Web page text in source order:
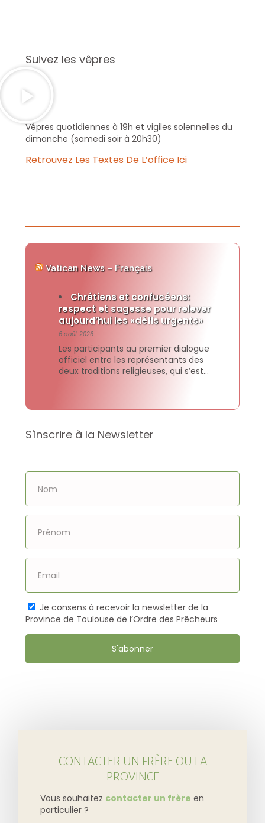
Suivez les vêpres
Vêpres quotidiennes à 19h et vigiles solennelles du
dimanche (samedi soir à 20h30)
Retrouvez Les Textes De L’office Ici
Vatican News – Français
Chrétiens et confucéens:
respect et sagesse pour relever
aujourd’hui les «défis urgents»
6 août 2026
Les participants au premier dialogue
officiel entre les représentants des
deux traditions religieuses, qui s’est
construire des sociétés où chaque
S'inscrire à la Newsletter
Je consens à recevoir la newsletter de la
Province de Toulouse de l’Ordre des Prêcheurs
S'abonner
CONTACTER UN FRÈRE OU LA
PROVINCE
Vous souhaitez contacter un frère en
particulier ?